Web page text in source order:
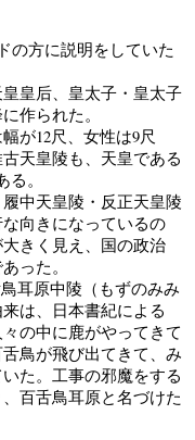
の方に説明をしていた
皇后、皇太子・皇太子
作られた。
が12尺、女性は9尺
天皇陵も、天皇である
る。
中天皇陵・反正天皇陵
向きになっているの
きく見え、国の政治
った。
耳原中陵（もずのみみ
は、日本書紀による
の中に鹿がやってきて
鳥が飛び出てきて、み
た。工事の邪魔をする
百舌鳥耳原と名づけた